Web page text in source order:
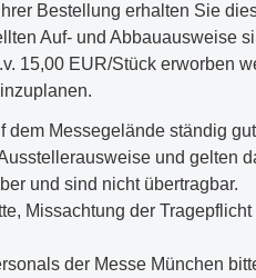
Bestellung erhalten Sie
Auf- und Abbauausweise
15,00 EUR/Stück erworben
dem Messegelände ständig
und gelten
und sind nicht übertragbar.
Missachtung der
der Messe München